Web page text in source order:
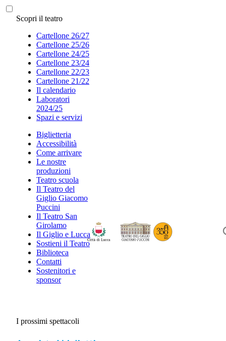
Scopri il teatro
Cartellone 26/27
Cartellone 25/26
Cartellone 24/25
Cartellone 23/24
Cartellone 22/23
Cartellone 21/22
Il calendario
Laboratori
2024/25
Spazi e servizi
Biglietteria
Accessibilità
Come arrivare
Le nostre
produzioni
Teatro scuola
Il Teatro del
Giglio Giacomo
Puccini
Il Teatro San
Girolamo
Il Giglio e Lucca
Sostieni il Teatro
Biblioteca
Contatti
Sostenitori e
sponsor
I prossimi spettacoli